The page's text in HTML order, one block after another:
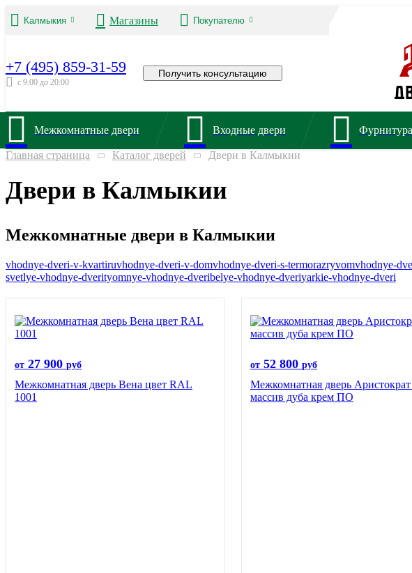
Калмыкия Магазины Покупателю
+7 (495) 859-31-59
с 9:00 до 20:00
Получить консультацию
Межкомнатные двери Входные двери Фурнитура
Главная страница Каталог дверей Двери в Калмыкии
Двери в Калмыкии
Межкомнатные двери в Калмыкии
vhodnye-dveri-v-kvartiruvhodnye-dveri-v-domvhodnye-dveri-s-termorazryvomvhodnye-
svetlye-vhodnye-dverityomnye-vhodnye-dveribelye-vhodnye-dveriyarkie-vhodnye-dveri
от 27 900 руб
Межкомнатная дверь Вена цвет RAL
1001
от 52 800 руб
Межкомнатная дверь
массив дуба крем ПО